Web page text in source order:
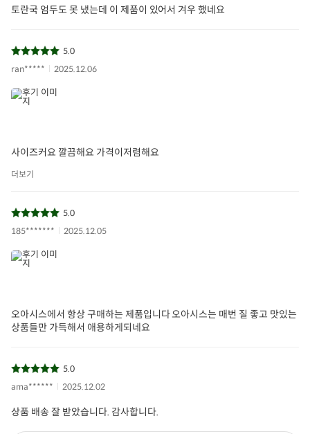
토란국 엄두도 못 냈는데 이 제품이 있어서 겨우 했네요
5.0
ran*****
2025.12.06
사이즈커요 깔끔해요 가격이저렴해요
더보기
5.0
185*******
2025.12.05
오아시스에서 항상 구매하는 제품입니다 오아시스는 매번 질 좋고 맛있는
상품들만 가득해서 애용하게되네요
5.0
ama******
2025.12.02
상품 배송 잘 받았습니다. 감사합니다.